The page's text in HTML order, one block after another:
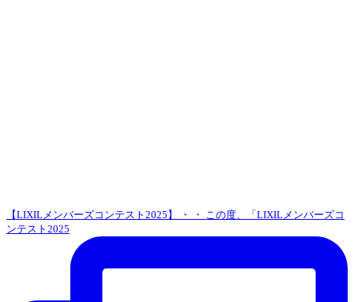
【LIXILメンバーズコンテスト2025】 ・ ・ この度、「LIXILメンバーズコ
ンテスト2025